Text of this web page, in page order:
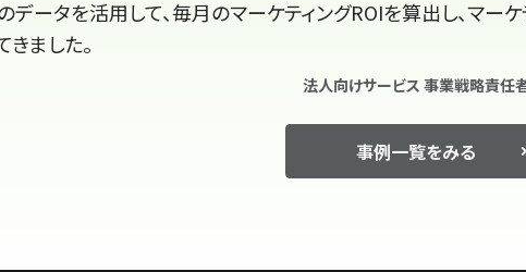
データを活用して、毎月のマーケティングROIを算出し、マ
ました。
法人向けサービス 事業戦略責任
事例一覧をみる